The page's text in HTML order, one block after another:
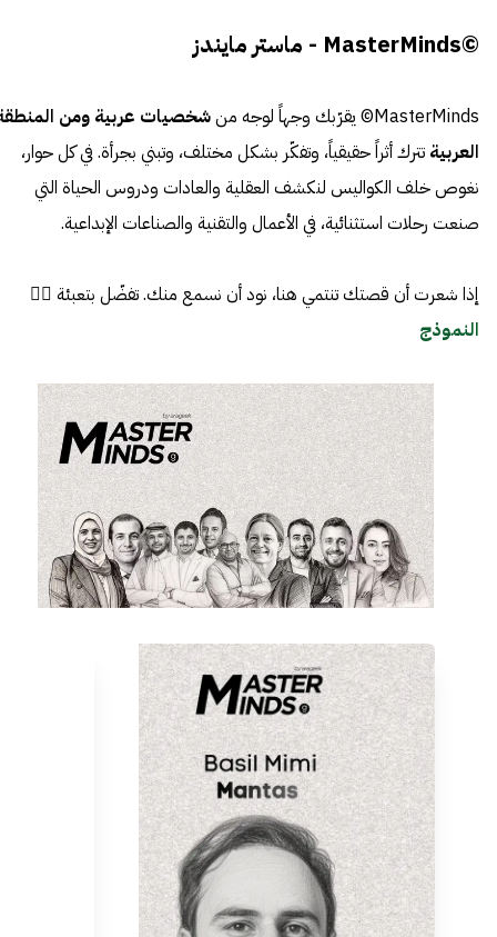
©MasterMinds - ماستر مايندز
MasterMinds© يقرّبك وجهاً لوجه من
شخصيات عربية ومن
العربية تترك أثراً حقيقياً، وتفكّر بشكل مختلف، وتبني بجرأة. في كل حوار،
نغوص خلف الكواليس لنكشف العقلية والعادات ودروس الحياة التي
صنعت رحلات استثنائية، في الأعمال والتقنية والصناعات الإبداعية.
إذا شعرت أن قصتك تنتمي هنا، نود أن نسمع منك. تفضّل بتعبئة 👈🏼
النموذج